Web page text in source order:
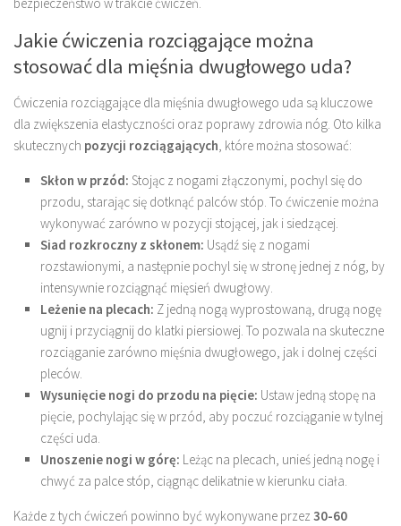
Jakie ćwiczenia rozciągające można
stosować dla mięśnia dwugłowego uda?
Ćwiczenia rozciągające dla mięśnia dwugłowego uda są kluczowe
dla zwiększenia elastyczności oraz poprawy zdrowia nóg. Oto kilka
skutecznych pozycji rozciągających, które można stosować:
Skłon w przód: Stojąc z nogami złączonymi, pochyl się do
przodu, starając się dotknąć palców stóp. To ćwiczenie można
wykonywać zarówno w pozycji stojącej, jak i siedzącej.
Siad rozkroczny z skłonem: Usądź się z nogami
rozstawionymi, a następnie pochyl się w stronę jednej z nóg, by
intensywnie rozciągnąć mięsień dwugłowy.
Leżenie na plecach: Z jedną nogą wyprostowaną, drugą nogę
ugnij i przyciągnij do klatki piersiowej. To pozwala na skuteczne
rozciąganie zarówno mięśnia dwugłowego, jak i dolnej części
pleców.
Wysunięcie nogi do przodu na pięcie: Ustaw jedną stopę na
pięcie, pochylając się w przód, aby poczuć rozciąganie w tylnej
części uda.
Unoszenie nogi w górę: Leżąc na plecach, unieś jedną nogę i
chwyć za palce stóp, ciągnąc delikatnie w kierunku ciała.
Każde z tych ćwiczeń powinno być wykonywane przez 30-60